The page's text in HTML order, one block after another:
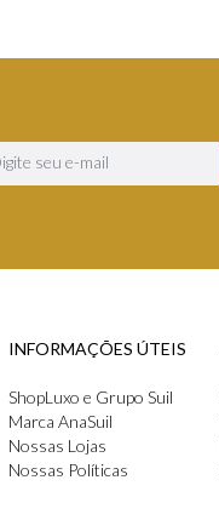
INFORMAÇÕES ÚTEIS
ShopLuxo e Grupo Suil
Marca AnaSuil
Nossas Lojas
Nossas Políticas